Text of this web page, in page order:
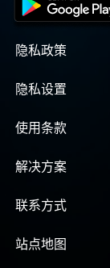
隐私政策
隐私设置
使用条款
解决方案
联系方式
站点地图